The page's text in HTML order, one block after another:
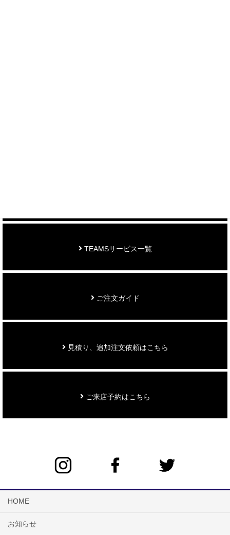
TEAMSサービス一覧
ご注文ガイド
見積り、追加注文依頼はこちら
ご来店予約はこちら
HOME
お知らせ